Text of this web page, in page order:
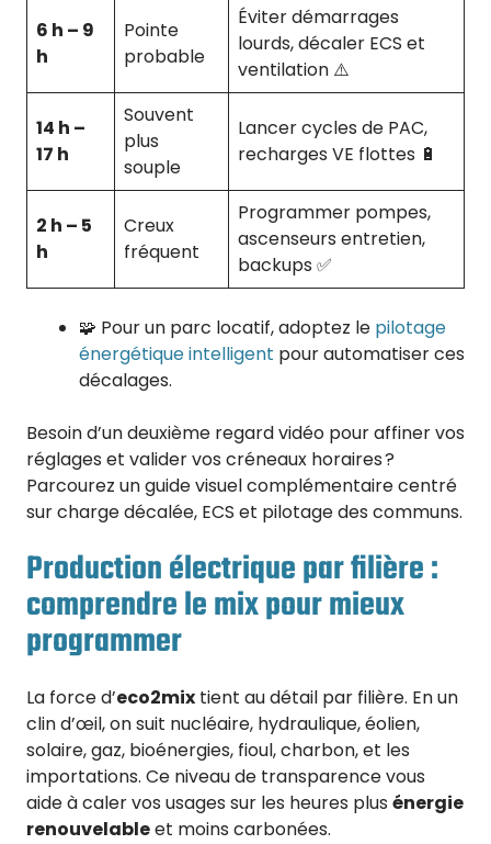
6 h – 9
h
Pointe
probable
Éviter démarrages
lourds, décaler ECS et
ventilation ⚠️
14 h –
17 h
Souvent
plus
souple
Lancer cycles de PAC,
recharges VE flottes 🔋
2 h – 5
h
Creux
fréquent
Programmer pompes,
ascenseurs entretien,
backups ✅
🧩 Pour un parc locatif, adoptez le pilotage
énergétique intelligent pour automatiser ces
décalages.
Besoin d’un deuxième regard vidéo pour affiner vos
réglages et valider vos créneaux horaires ?
Parcourez un guide visuel complémentaire centré
sur charge décalée, ECS et pilotage des communs.
Production électrique par filière :
comprendre le mix pour mieux
programmer
La force d’eco2mix tient au détail par filière. En un
clin d’œil, on suit nucléaire, hydraulique, éolien,
solaire, gaz, bioénergies, fioul, charbon, et les
importations. Ce niveau de transparence vous
aide à caler vos usages sur les heures plus énergie
renouvelableet moins carbonées.